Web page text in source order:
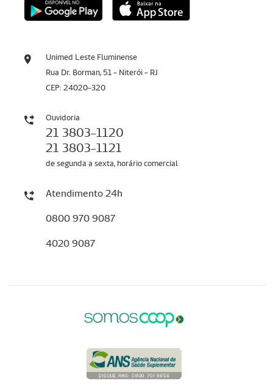
Unimed Leste Fluminense
Rua Dr. Borman, 51 - Niterói - RJ
CEP: 24020-320
Ouvidoria
21 3803-1120
21 3803-1121
de segunda a sexta, horário comercial
Atendimento 24h
0800 970 9087
4020 9087